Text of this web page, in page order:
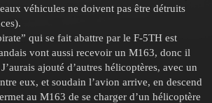
véhicules ne doivent pas être détruits
qui se fait abattre par le F-5TH est
vont aussi recevoir un M163, donc il
ajouté d’autres hélicoptères, avec un
eux, et soudain l’avion arrive, en descend
au M163 de se charger d’un hélicoptère